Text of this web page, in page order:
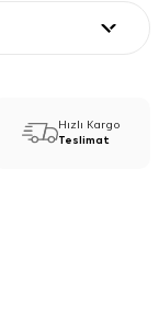
Hızlı Kargo
Teslimat